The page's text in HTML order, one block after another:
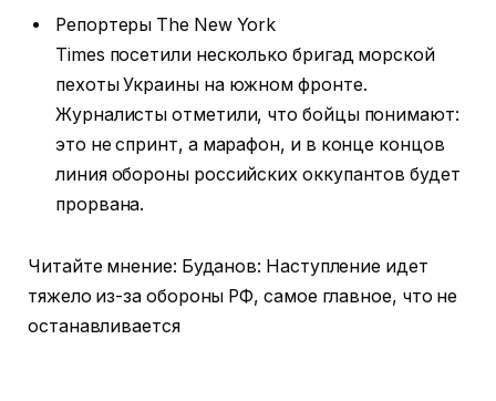
Репортеры The New York
Times посетили несколько бригад морской
пехоты Украины на южном фронте.
Журналисты отметили, что бойцы понимают:
это не спринт, а марафон, и в конце концов
линия обороны российских оккупантов будет
прорвана.
Читайте мнение: Буданов: Наступление идет
тяжело из-за обороны РФ, самое главное, что не
останавливается